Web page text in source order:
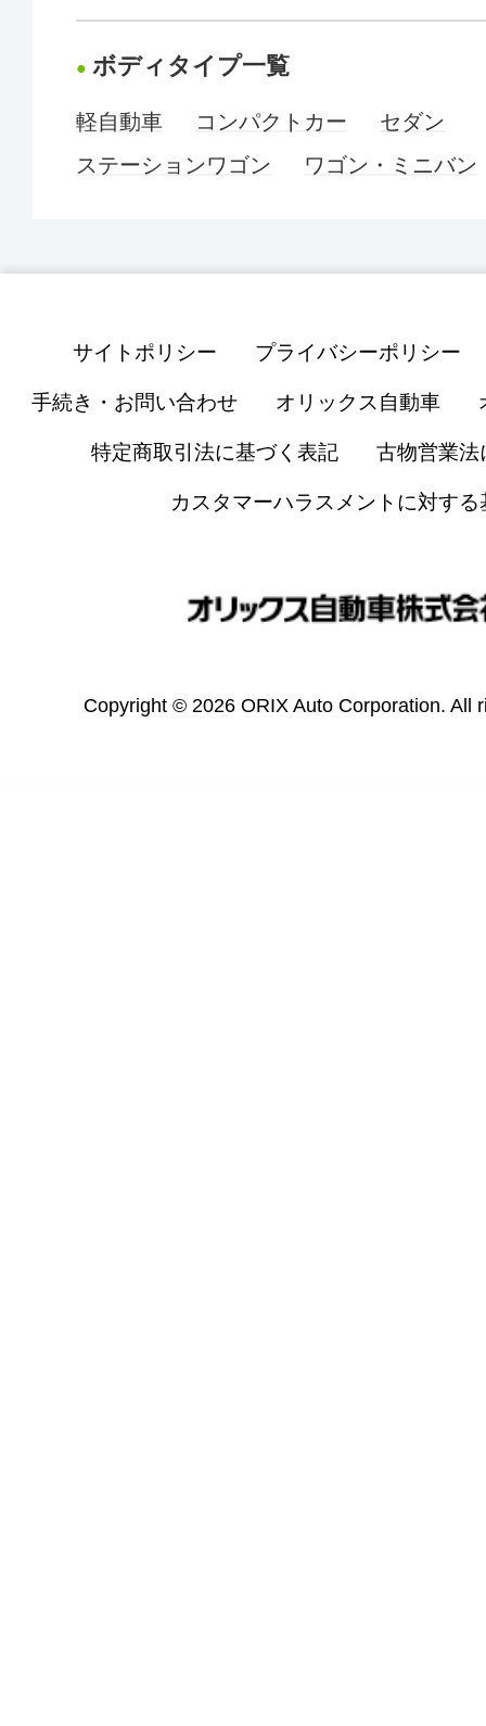
ボディタイプ一覧
軽自動車 コンパクトカー
セダン
ステーションワゴン
ワゴン・ミニバン
サイトポリシー プライバシーポリシー
手続き・お問い合わせ オリックス自動車
特定商取引法に基づく表記 古物営業法
カスタマーハラスメントに対する
Copyright © 2026 ORIX Auto Corporation. All